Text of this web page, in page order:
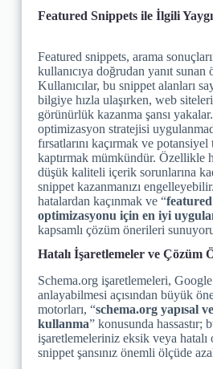
Featured Snippets ile İlgili
Featured snippets, arama
kullanıcıya doğrudan yanıt
Kullanıcılar, bu snippet alanları
bilgiye hızla ulaşırken, web
görünürlük kazanma şansı
optimizasyon stratejisi
fırsatlarını kaçırmak ve
kaptırmak mümkündür. Özellikle
düşük kaliteli içerik sorunlarına
snippet kazanmanızı
hatalardan kaçınmak ve “
optimizasyonu için en iyi
kapsamlı çözüm önerileri
Hatalı İşaretlemeler ve Çözüm
Schema.org işaretlemeleri,
anlayabilmesi açısından büyük
motorları, “schema.org yapısal
kullanma” konusunda hassastır;
işaretlemeleriniz eksik veya hatalı
snippet şansınız önemli ölçüde